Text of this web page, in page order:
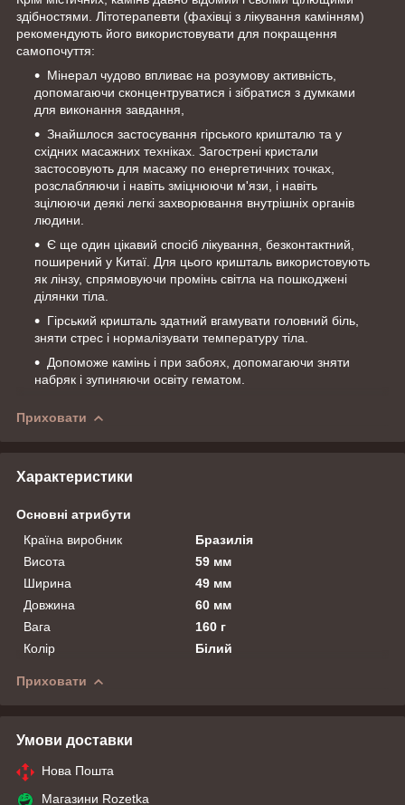
здібностями. Літотерапевти (фахівці з лікування камінням)
рекомендують його використовувати для покращення
самопочуття:
Мінерал чудово впливає на розумову активність,
допомагаючи сконцентруватися і зібратися з думками
для виконання завдання,
Знайшлося застосування гірського кришталю та у
східних масажних техніках. Загострені кристали
застосовують для масажу по енергетичних точках,
розслабляючи і навіть зміцнюючи м'язи, і навіть
зцілюючи деякі легкі захворювання внутрішніх органів
людини.
Є ще один цікавий спосіб лікування, безконтактний,
поширений у Китаї. Для цього кришталь використовують
як лінзу, спрямовуючи промінь світла на пошкоджені
ділянки тіла.
Гірський кришталь здатний вгамувати головний біль,
зняти стрес і нормалізувати температуру тіла.
Допоможе камінь і при забоях, допомагаючи зняти
набряк і зупиняючи освіту гематом.
Приховати
Характеристики
Основні атрибути
Країна виробник
Бразилія
Висота
59 мм
Ширина
49 мм
Довжина
60 мм
Вага
160 г
Колір
Білий
Приховати
Умови доставки
Нова Пошта
Магазини Rozetka